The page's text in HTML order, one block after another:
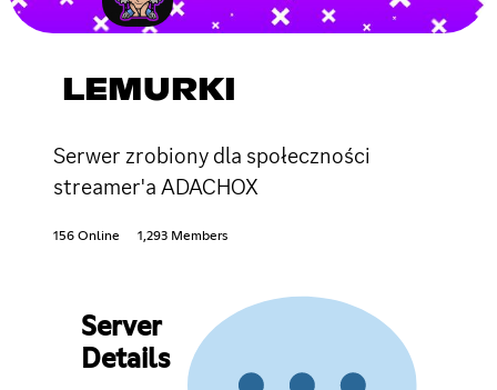
LEMURKI
Serwer zrobiony dla społeczności
streamer'a ADACHOX
156 Online 1,293 Members
Server
Details